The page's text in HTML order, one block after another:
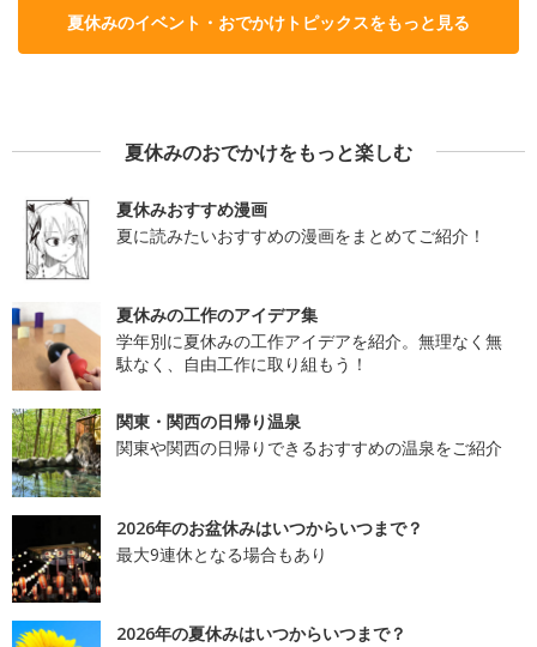
夏休みのイベント・おでかけトピックスをもっと見る
夏休みのおでかけをもっと楽しむ
夏休みおすすめ漫画
夏に読みたいおすすめの漫画をまとめてご紹介！
夏休みの工作のアイデア集
学年別に夏休みの工作アイデアを紹介。無理なく無
駄なく、自由工作に取り組もう！
関東・関西の日帰り温泉
関東や関西の日帰りできるおすすめの温泉をご紹介
2026年のお盆休みはいつからいつまで？
最大9連休となる場合もあり
2026年の夏休みはいつからいつまで？